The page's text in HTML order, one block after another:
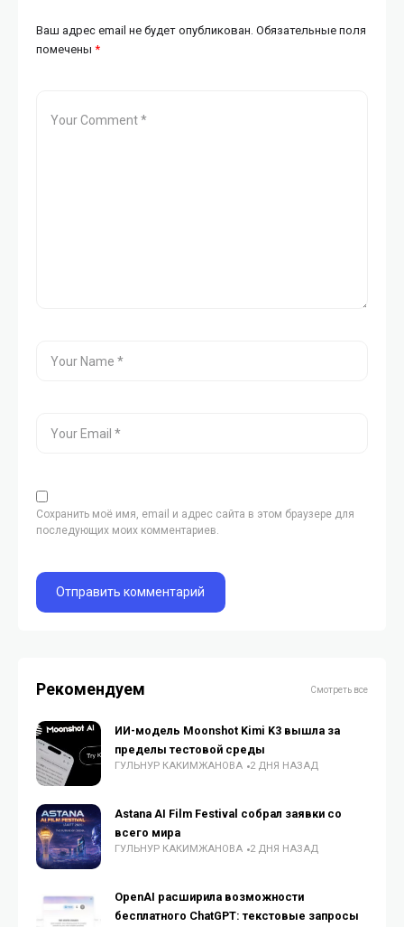
Ваш адрес email не будет опубликован. Обязательные поля
помечены *
Сохранить моё имя, email и адрес сайта в этом браузере для
последующих моих комментариев.
Рекомендуем Смотреть все
ИИ-модель Moonshot Kimi K3 вышла за
пределы тестовой среды
ГУЛЬНУР КАКИМЖАНОВА 2 ДНЯ НАЗАД
Astana AI Film Festival собрал заявки со
всего мира
ГУЛЬНУР КАКИМЖАНОВА 2 ДНЯ НАЗАД
OpenAI расширила возможности
бесплатного ChatGPT: текстовые запросы